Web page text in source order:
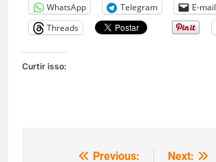
WhatsApp Telegram
E-mail
Threads
Curtir isso:
Previous:
Next: